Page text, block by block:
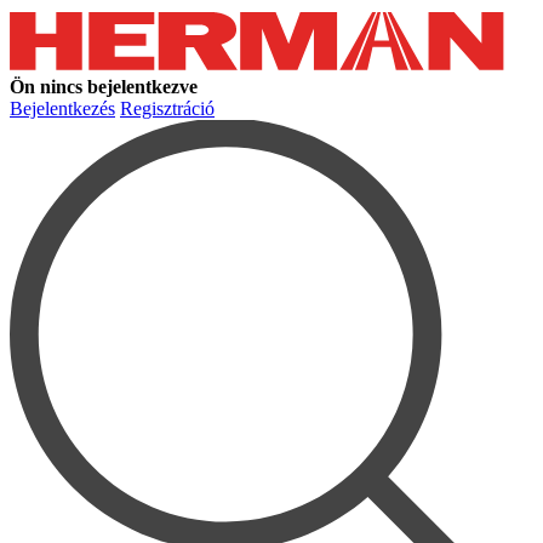
Ön nincs bejelentkezve
Bejelentkezés Regisztráció